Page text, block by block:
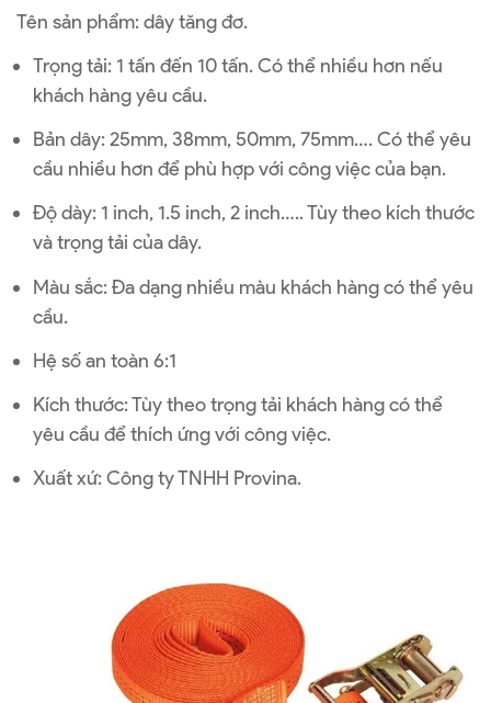
Tên sản phẩm: dây tăng đơ.
Trọng tải: 1 tấn đến 10 tấn. Có thể nhiều hơn nếu
khách hàng yêu cầu.
Bản dây: 25mm, 38mm, 50mm, 75mm…. Có thể yêu
cầu nhiều hơn để phù hợp với công việc của bạn.
Độ dày: 1 inch, 1.5 inch, 2 inch….. Tùy theo kích thước
và trọng tải của dây.
Màu sắc: Đa dạng nhiều màu khách hàng có thể yêu
cầu.
Hệ số an toàn 6:1
Kích thước: Tùy theo trọng tải khách hàng có thể
yêu cầu để thích ứng với công việc.
Xuất xứ: Công ty TNHH Provina.